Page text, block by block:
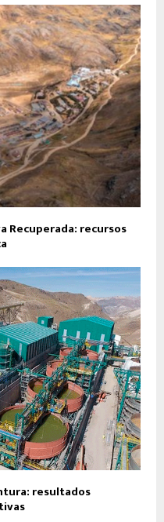
Recuperada: recursos
resultados